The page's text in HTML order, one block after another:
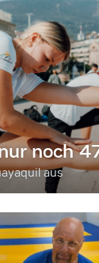
noch
aus